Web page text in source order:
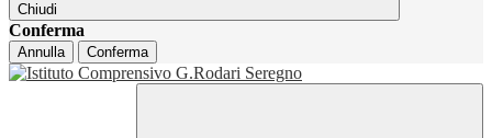
Chiudi
Conferma
Annulla Conferma